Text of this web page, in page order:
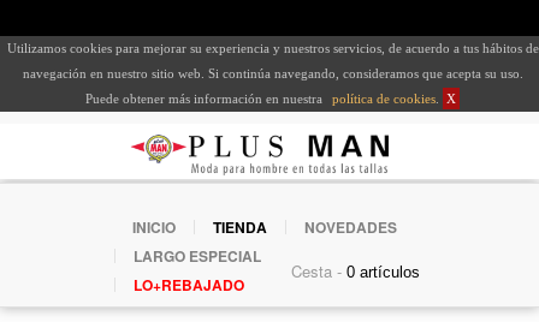
Utilizamos cookies para mejorar su experiencia y nuestros servicios, de acuerdo a tus hábitos de
navegación en nuestro sitio web. Si continúa navegando, consideramos que acepta su uso.
Puede obtener más información en nuestra
política de cookies X
INICIO TIENDA
NOVEDADES
LARGO ESPECIAL
LO+REBAJADO
Cesta -